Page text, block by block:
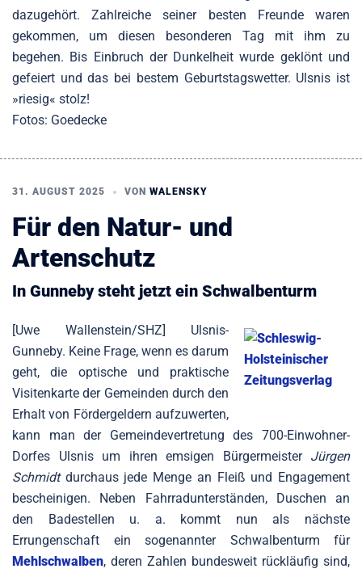
dazugehört. Zahlreiche seiner besten Freunde waren
gekommen, um diesen besonderen Tag mit ihm zu
begehen. Bis Einbruch der Dunkelheit wurde geklönt und
gefeiert und das bei bestem Geburtstagswetter. Ulsnis ist
»riesig« stolz!
Fotos: Goedecke
31. AUGUST 2025 VON WALENSKY
Für den Natur- und
Artenschutz
In Gunneby steht jetzt ein Schwalbenturm
[Uwe Wallenstein/SHZ] Ulsnis-
Gunneby. Keine Frage, wenn es darum
geht, die optische und praktische
Visitenkarte der Gemeinden durch den
Erhalt von Fördergeldern aufzuwerten,
kann man der Gemeindevertretung des 700-Einwohner-
Dorfes Ulsnis um ihren emsigen Bürgermeister Jürgen
Schmidtdurchaus jede Menge an Fleiß und Engagement
bescheinigen. Neben Fahrradunterständen, Duschen an
den Badestellen u. a. kommt nun als nächste
Errungenschaft ein sogenannter Schwalbenturm für
Mehlschwalben, deren Zahlen bundesweit rückläufig sind,